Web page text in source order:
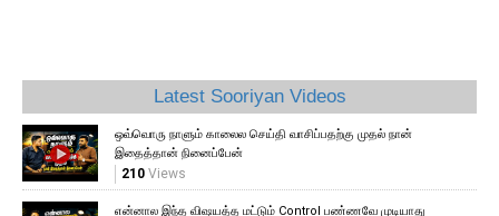
Latest Sooriyan Videos
ஒவ்வொரு நாளும் காலைல செய்தி வாசிப்பதற்கு முதல் நான்
இதைத்தான் நினைப்பேன்
210Views
என்னால இந்த விஷயத்த மட்டும் Control பண்ணவே முடியாது